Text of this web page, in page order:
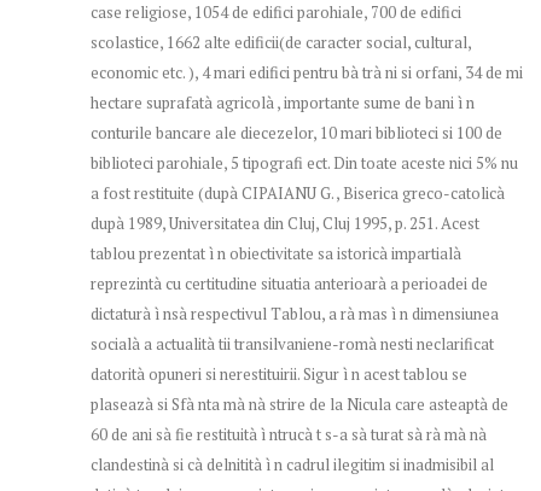
case religiose, 1054 de edifici parohiale, 700 de edifici
scolastice, 1662 alte edificii(de caracter social, cultural,
economic etc. ), 4 mari edifici pentru bà trà ni si orfani, 34 de mi
hectare suprafatà agricolà , importante sume de bani ì n
conturile bancare ale diecezelor, 10 mari biblioteci si 100 de
biblioteci parohiale, 5 tipografi ect. Din toate aceste nici 5% nu
a fost restituite (dupà CIPAIANU G. , Biserica greco-catolicà
dupà 1989, Universitatea din Cluj, Cluj 1995, p. 251. Acest
tablou prezentat ì n obiectivitate sa istoricà impartialà
reprezintà cu certitudine situatia anterioarà a perioadei de
dictaturà ì nsà respectivul Tablou, a rà mas ì n dimensiunea
socialà a actualità tii transilvaniene-romà nesti neclarificat
datorità opuneri si nerestituirii. Sigur ì n acest tablou se
plaseazà si Sfà nta mà nà strire de la Nicula care asteaptà de
60 de ani sà fie restituità ì ntrucà t s-a sà turat sà rà mà nà
clandestinà si cà delnitità ì n cadrul ilegitim si inadmisibil al